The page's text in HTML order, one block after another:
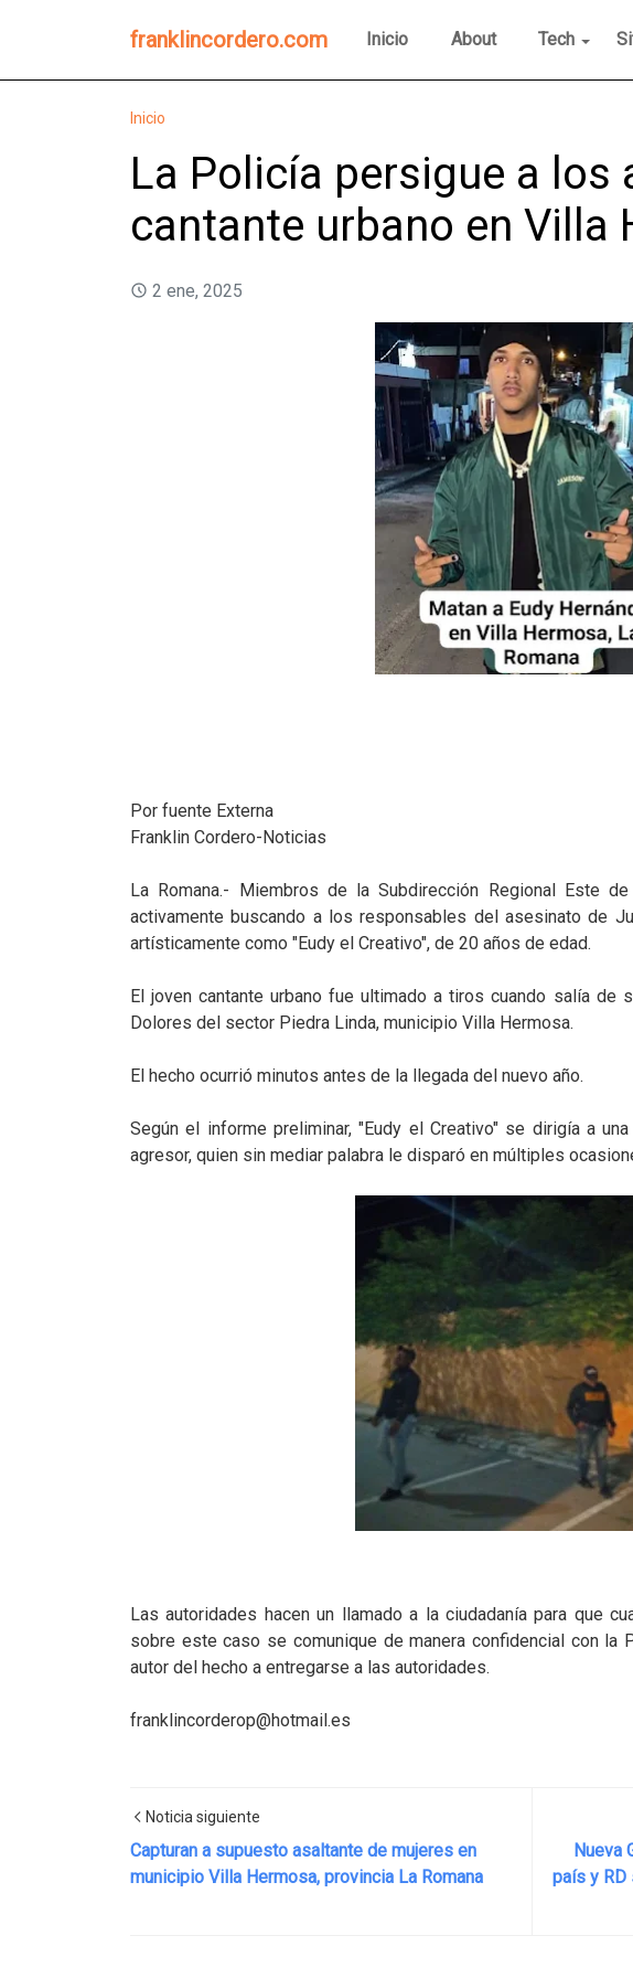
franklincordero.com Inicio About Tech
Inicio
La Policía persigue a los
cantante urbano en Villa
2 ene, 2025
Por fuente Externa
Franklin Cordero-Noticias
La Romana.- Miembros de la Subdirección Regional Este
activamente buscando a los responsables del asesinato de
artísticamente como "Eudy el Creativo", de 20 años de edad.
El joven cantante urbano fue ultimado a tiros cuando salía de
Dolores del sector Piedra Linda, municipio Villa Hermosa.
El hecho ocurrió minutos antes de la llegada del nuevo año.
Según el informe preliminar, "Eudy el Creativo" se dirigía a
agresor, quien sin mediar palabra le disparó en múltiples
Las autoridades hacen un llamado a la ciudadanía para que
sobre este caso se comunique de manera confidencial con la
autor del hecho a entregarse a las autoridades.
franklincorderop@hotmail.es
Noticia siguiente
Capturan a supuesto asaltante de mujeres en
municipio Villa Hermosa, provincia La Romana
Nueva
país y RD